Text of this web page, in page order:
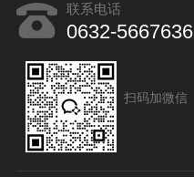
联系电话
0632-5667636
扫码加微信